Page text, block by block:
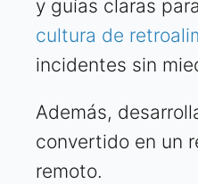
y guías claras
cultura de
incidentes sin
Además,
convertido en un
remoto.